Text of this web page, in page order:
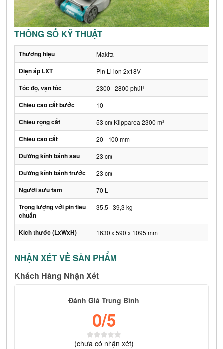
THÔNG SỐ KỸ THUẬT
Thương hiệu Makita
Điện áp LXT Pin Li-ion 2x18V -
Tốc độ, vận tốc 2300 - 2800 phút¹
Chiều cao cắt bước 10
Chiều rộng cắt 53 cm Klipparea 2300 m²
Chiều cao cắt 20 - 100 mm
Đường kính bánh sau 23 cm
Đường kính bánh trước 23 cm
Người sưu tầm 70 L
Trọng lượng với pin tiêu
chuẩn
35,5 - 39,3 kg
Kích thước (LxWxH) 1630 x 590 x 1095 mm
NHẬN XÉT VỀ SẢN PHẨM
Khách Hàng Nhận Xét
Đánh Giá Trung Bình
0/5
(chưa có nhận xét)